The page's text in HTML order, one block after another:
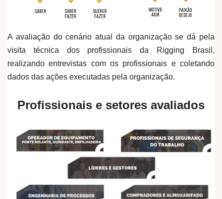
A avaliação do cenário atual da organização se dá pela
visita técnica dos profissionais da Rigging Brasil,
realizando entrevistas com os profissionais e coletando
dados das ações executadas pela organização.
Profissionais e setores avaliados